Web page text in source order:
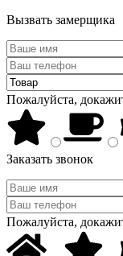
Вызвать замерщика
Пожалуйста,
Заказать звонок
Пожалуйста,